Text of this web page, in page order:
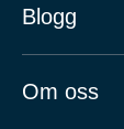
Blogg
Om oss